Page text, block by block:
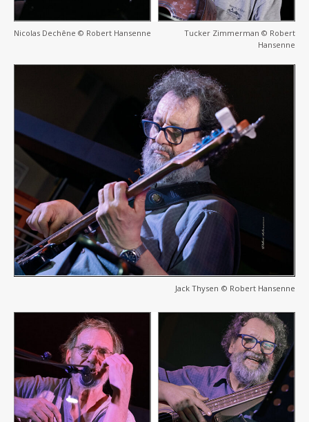
Nicolas Dechêne © Robert Hansenne
Tucker Zimmerman © Robert
Hansenne
Jack Thysen © Robert Hansenne